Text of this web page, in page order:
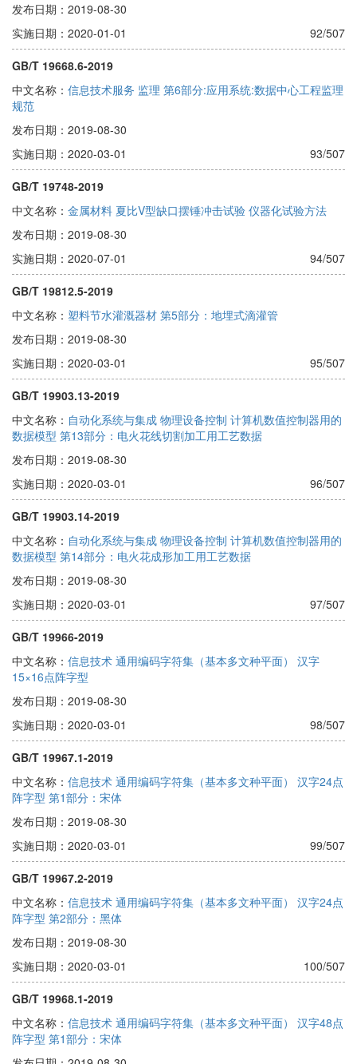
发布日期：2019-08-30
实施日期：2020-01-01
92/507
GB/T 19668.6-2019
中文名称： 信息技术服务 监理 第6部分:应用系统:数据中心工程监理
规范
发布日期：2019-08-30
实施日期：2020-03-01
93/507
GB/T 19748-2019
中文名称： 金属材料 夏比V型缺口摆锤冲击试验 仪器化试验方法
发布日期：2019-08-30
实施日期：2020-07-01
94/507
GB/T 19812.5-2019
中文名称： 塑料节水灌溉器材 第5部分：地埋式滴灌管
发布日期：2019-08-30
实施日期：2020-03-01
95/507
GB/T 19903.13-2019
中文名称： 自动化系统与集成 物理设备控制 计算机数值控制器用的
数据模型 第13部分：电火花线切割加工用工艺数据
发布日期：2019-08-30
实施日期：2020-03-01
96/507
GB/T 19903.14-2019
中文名称： 自动化系统与集成 物理设备控制 计算机数值控制器用的
数据模型 第14部分：电火花成形加工用工艺数据
发布日期：2019-08-30
实施日期：2020-03-01
97/507
GB/T 19966-2019
中文名称： 信息技术 通用编码字符集（基本多文种平面） 汉字
15×16点阵字型
发布日期：2019-08-30
实施日期：2020-03-01
98/507
GB/T 19967.1-2019
中文名称： 信息技术 通用编码字符集（基本多文种平面） 汉字24点
阵字型 第1部分：宋体
发布日期：2019-08-30
实施日期：2020-03-01
99/507
GB/T 19967.2-2019
中文名称： 信息技术 通用编码字符集（基本多文种平面） 汉字24点
阵字型 第2部分：黑体
发布日期：2019-08-30
实施日期：2020-03-01
100/507
GB/T 19968.1-2019
中文名称： 信息技术 通用编码字符集（基本多文种平面） 汉字48点
阵字型 第1部分：宋体